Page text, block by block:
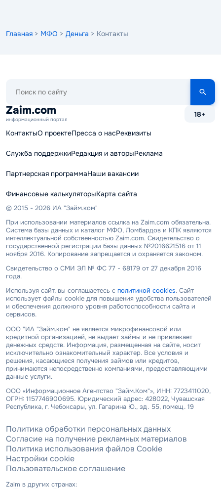
Главная > МФО > Деньга > Контакты
сайту
Zaim.com
информационный портал
18+
КонтактыО проектеПресса о насРеквизиты
Служба поддержкиРедакция и авторыРеклама
Партнерская программаНаши вакансии
Финансовые калькуляторыКарта сайта
© 2015 - 2026 ИА "Займ.ком"
При использовании материалов ссылка на Zaim.com обязательна.
Система базы данных и каталог МФО, Ломбардов и КПК являются
интеллектуальной собственностью Zaim.com. Свидетельство о
государственной регистрации базы данных №2016621516 от 11
ноября 2016. Копирование запрещается и охраняется законом.
Свидетельство о СМИ ЭЛ № ФС 77 - 68179 от 27 декабря 2016
года.
Используя сайт, вы соглашаетесь с политикой cookies. Сайт
использует файлы cookie для повышения удобства пользователей
и обеспечения должного уровня работоспособности сайта и
сервисов.
ООО "ИА "Займ.ком" не является микрофинансовой или
кредитной организацией, не выдает займы и не привлекает
денежных средств. Информация, размещенная на сайте, носит
исключительно ознакомительный характер. Все условия и
решения, касающиеся получения займов или кредитов,
принимаются непосредственно компаниями, предоставляющими
данные услуги.
ООО «Информационное Агентство "Займ.Ком"», ИНН: 7723411020,
ОГРН: 1157746900695. Юридический адрес: 428022, Чувашская
Республика, г. Чебоксары, ул. Гагарина Ю., зд. 55, помещ. 19
Политика обработки персональных данных
Согласие на получение рекламных материалов
Политика использования файлов Cookie
Настройки cookie
Пользовательское соглашение
Zaim в других странах: